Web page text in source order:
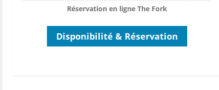
Réservation en ligne The Fork
Disponibilité & Réservation